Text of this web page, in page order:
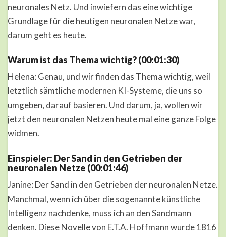
neuronales Netz. Und inwiefern das eine wichtige
Grundlage für die heutigen neuronalen Netze war,
darum geht es heute.
Warum ist das Thema wichtig? (00:01:30)
Helena: Genau, und wir finden das Thema wichtig, weil
letztlich sämtliche modernen KI-Systeme, die uns so
umgeben, darauf basieren. Und darum, ja, wollen wir
jetzt den neuronalen Netzen heute mal eine ganze Folge
widmen.
Einspieler: Der Sand in den Getrieben der
neuronalen Netze (00:01:46)
Janine: Der Sand in den Getrieben der neuronalen Netze.
Manchmal, wenn ich über die sogenannte künstliche
Intelligenz nachdenke, muss ich an den Sandmann
denken. Diese Novelle von E.T.A. Hoffmann wurde 1816